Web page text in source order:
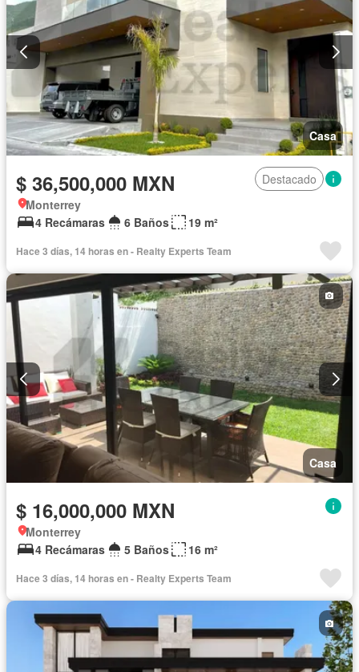
Casa
$ 36,500,000 MXN
Destacado
Monterrey
4 Recámaras
6 Baños 19 m²
Hace 3 días, 14 horas en - Realty Experts Team
Casa
$ 16,000,000 MXN
Monterrey
4 Recámaras
5 Baños 16 m²
Hace 3 días, 14 horas en - Realty Experts Team